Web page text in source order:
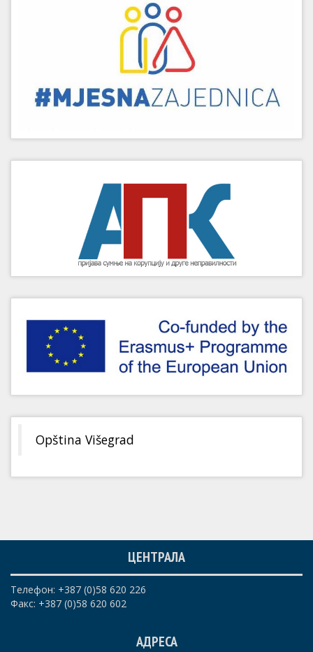
Opština Višegrad
ЦЕНТРАЛА
Телефон: +387 (0)58 620 226
Факс: +387 (0)58 620 602
АДРЕСА